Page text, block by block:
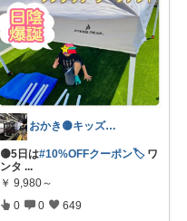
おかき🟡キッズ、子供服、暑さ対策
🟡5日は#10%OFFクーポン🏷️ワ
ンタ ...
￥ 9,980～
0 0 649